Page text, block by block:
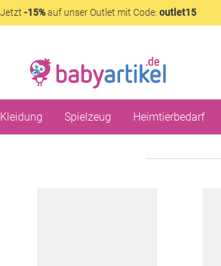
Jetzt -15%auf unser Outlet mit Code: outlet15
Kleidung Spielzeug Heimtierbedarf